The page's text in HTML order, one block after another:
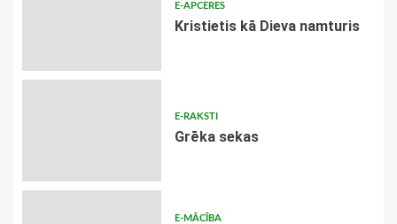
E-APCERES
Kristietis kā Dieva namturis
E-RAKSTI
Grēka sekas
E-MĀCĪBA